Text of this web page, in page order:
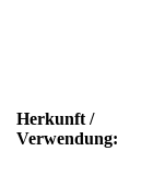
Herkunft /
Verwendung: